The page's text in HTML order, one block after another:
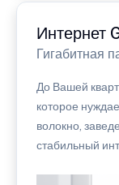
Интернет
Гигабитная
До Вашей
которое
волокно,
стабильный